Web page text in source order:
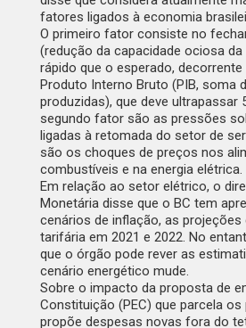
fatores ligados à economia
O primeiro fator consiste no
(redução da capacidade ociosa
rápido que o esperado,
Produto Interno Bruto (PIB, soma
produzidas), que deve ultrapassar
segundo fator são as pressões
ligadas à retomada do setor de
são os choques de preços nos
combustíveis e na energia elétrica.
Em relação ao setor elétrico, o
Monetária disse que o BC tem
cenários de inflação, as projeções
tarifária em 2021 e 2022. No
que o órgão pode rever as
cenário energético mude.
Sobre o impacto da proposta de
Constituição (PEC) que parcela
propõe despesas novas fora do